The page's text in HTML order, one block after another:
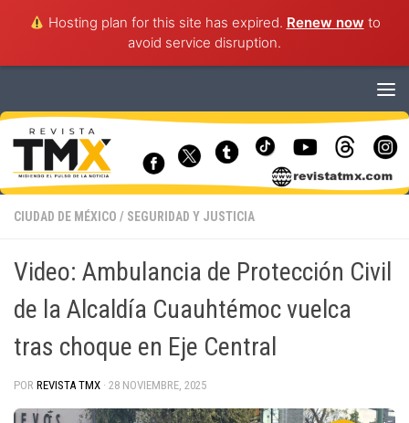
Hosting plan for this site has expired. Renew now to
avoid service disruption.
CIUDAD DE MÉXICO / SEGURIDAD Y JUSTICIA
Video: Ambulancia de Protección Civil
de la Alcaldía Cuauhtémoc vuelca
tras choque en Eje Central
POR REVISTA TMX · 28 NOVIEMBRE, 2025